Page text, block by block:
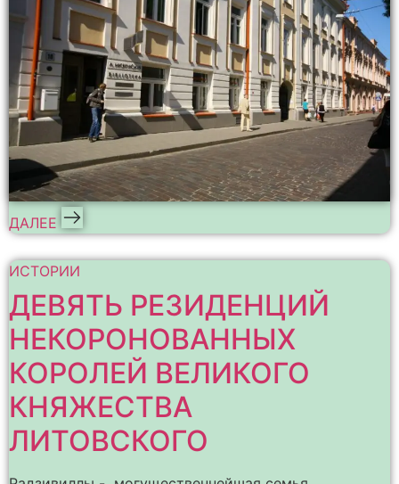
ДАЛЕЕ
ИСТОРИИ
ДЕВЯТЬ РЕЗИДЕНЦИЙ
НЕКОРОНОВАННЫХ
КОРОЛЕЙ ВЕЛИКОГО
КНЯЖЕСТВА
ЛИТОВСКОГО